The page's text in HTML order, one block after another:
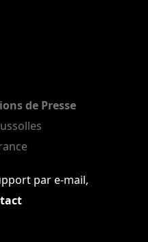
de Presse
par e-mail,